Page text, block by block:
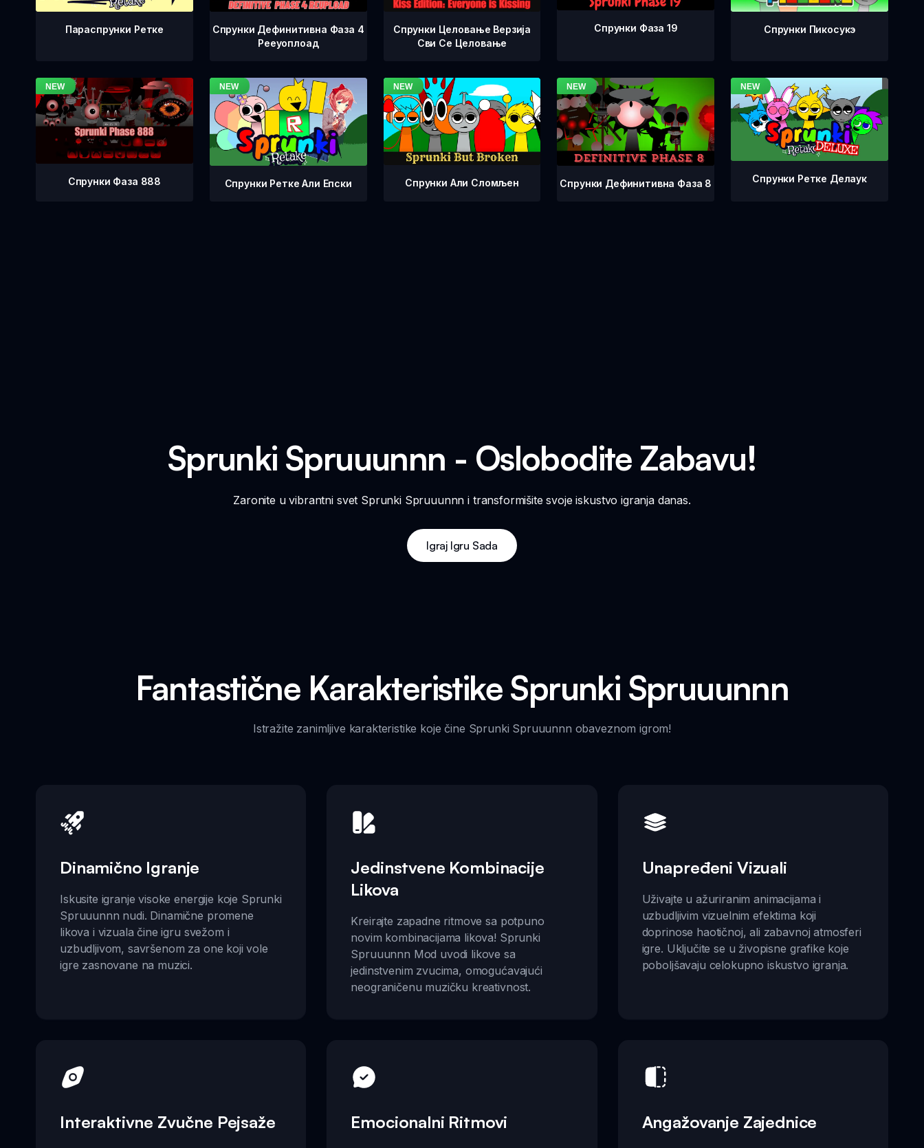
Параспрунки Ретке
Спрунки Дефинитивна Фаза 4
Рееуоплоад
Спрунки Целовање Верзија
Сви Се Целовање
Спрунки Фаза 19 Спрунки Пикосукэ
Спрунки Фаза 888 Спрунки Ретке Али Епски Спрунки Али Сломљен Спрунки Дефинитивна Фаза 8 Спрунки Ретке Делаук
Sprunki Spruuunnn - Oslobodite Zabavu!
Zaronite u vibrantni svet Sprunki Spruuunnn i transformišite svoje iskustvo igranja danas.
Igraj Igru Sada
Fantastične Karakteristike Sprunki Spruuunnn
Istražite zanimljive karakteristike koje čine Sprunki Spruuunnn obaveznom igrom!
Dinamično Igranje
Iskusite igranje visoke energije koje Sprunki
Spruuunnn nudi. Dinamične promene
likova i vizuala čine igru svežom i
uzbudljivom, savršenom za one koji vole
igre zasnovane na muzici.
Jedinstvene Kombinacije
Likova
Kreirajte zapadne ritmove sa potpuno
novim kombinacijama likova! Sprunki
Spruuunnn Mod uvodi likove sa
jedinstvenim zvucima, omogućavajući
neograničenu muzičku kreativnost.
Unapređeni Vizuali
Uživajte u ažuriranim animacijama i
uzbudljivim vizuelnim efektima koji
doprinose haotičnoj, ali zabavnoj atmosferi
igre. Uključite se u živopisne grafike koje
poboljšavaju celokupno iskustvo igranja.
Interaktivne Zvučne Pejsaže Emocionalni Ritmovi Angažovanje Zajednice